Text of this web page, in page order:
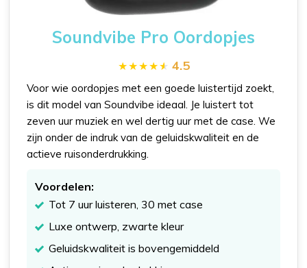
Soundvibe Pro Oordopjes
4.5
Voor wie oordopjes met een goede luistertijd zoekt,
is dit model van Soundvibe ideaal. Je luistert tot
zeven uur muziek en wel dertig uur met de case. We
zijn onder de indruk van de geluidskwaliteit en de
actieve ruisonderdrukking.
Voordelen:
Tot 7 uur luisteren, 30 met case
Luxe ontwerp, zwarte kleur
Geluidskwaliteit is bovengemiddeld